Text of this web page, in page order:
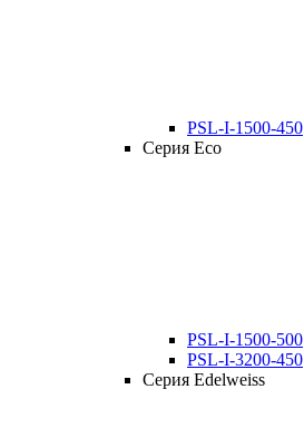
PSL-I-1500-450
Серия Eco
PSL-I-1500-500
PSL-I-3200-450
Серия Edelweiss